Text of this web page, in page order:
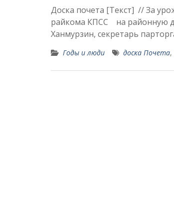
Доска почета [Текст] // За
райкома КПСС на районную
Ханмурзин, секретарь
Годы и люди доска Почета,